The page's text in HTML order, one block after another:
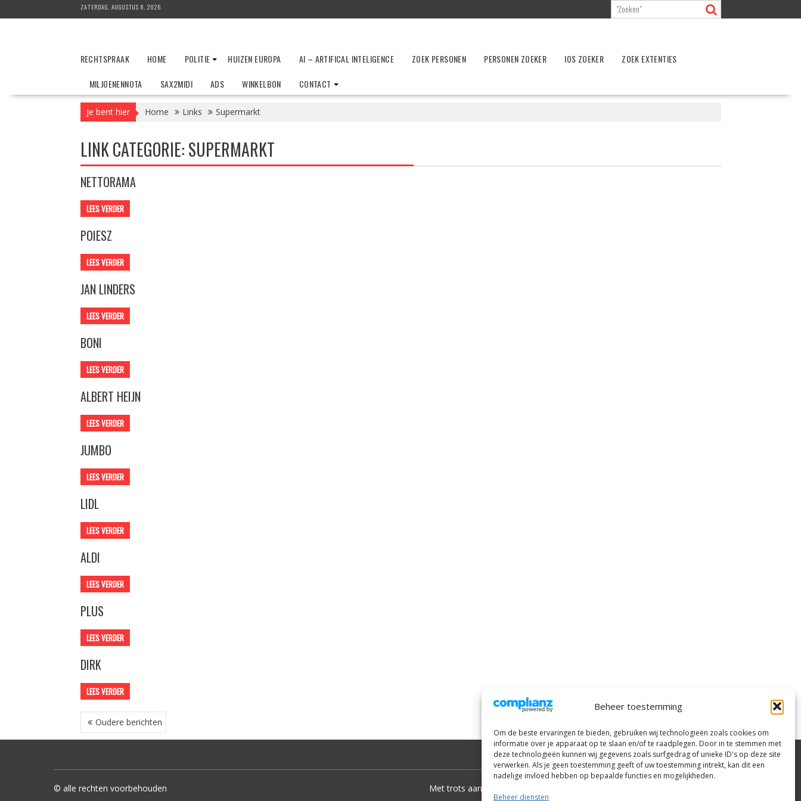
Beheer toestemming
Om de beste ervaringen te bieden, gebruiken wij technologieën zoals cookies om
informatie over je apparaat op te slaan en/of te raadplegen. Door in te stemmen met
deze technologieën kunnen wij gegevens zoals surfgedrag of unieke ID's op deze site
verwerken. Als je geen toestemming geeft of uw toestemming intrekt, kan dit een
nadelige invloed hebben op bepaalde functies en mogelijkheden.
Beheer diensten
naar
ZATERDAG, AUGUSTUS 8, 2026
RECHTSPRAAK HOME POLITIE HUIZEN EUROPA AI – ARTIFICAL INTELIGENCE ZOEK PERSONEN PERSONEN ZOEKER IOS ZOEKER
ZOEK EXTENTIES
MILJOENENNOTA
SAX2MIDI ADS WINKELBON CONTACT
Je bent hier Home Links Supermarkt
LINK CATEGORIE:SUPERMARKT
NETTORAMA
LEES VERDER
POIESZ
LEES VERDER
JAN LINDERS
LEES VERDER
BONI
LEES VERDER
ALBERT HEIJN
LEES VERDER
JUMBO
LEES VERDER
LIDL
LEES VERDER
ALDI
LEES VERDER
PLUS
LEES VERDER
DIRK
LEES VERDER
BERICHTENNAVIGATIE
Oudere berichten
© alle rechten voorbehouden Met trots aangedreven door WordPress